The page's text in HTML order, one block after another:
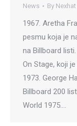
News By
1967. Aretha
pesmu koja je
na Billboard
On Stage, koji
1973. George
Billboard 200
World 1975.…